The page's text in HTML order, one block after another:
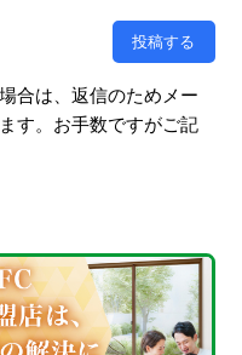
合は、返信のためメー
す。お手数ですがご記